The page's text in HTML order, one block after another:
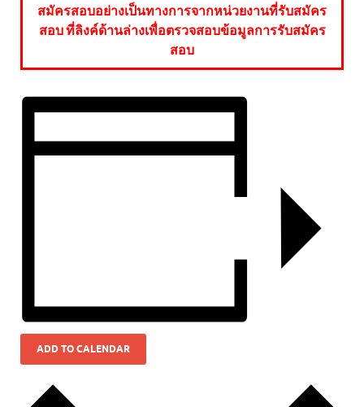
สมัครสอบอย่างเป็นทางการจากหน่วยงานที่รับสมัคร
สอบ ที่ลิงค์ด้านล่างเพื่อตรวจสอบข้อมูลการรับสมัคร
สอบ
ADD TO CALENDAR